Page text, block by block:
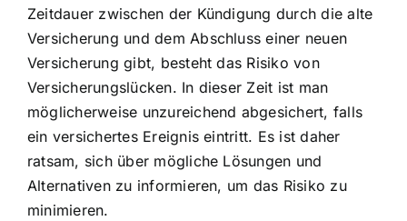
Zeitdauer zwischen der Kündigung durch die alte
Versicherung und dem Abschluss einer neuen
Versicherung gibt, besteht das Risiko von
Versicherungslücken. In dieser Zeit ist man
möglicherweise unzureichend abgesichert, falls
ein versichertes Ereignis eintritt. Es ist daher
ratsam, sich über mögliche Lösungen und
Alternativen zu informieren, um das Risiko zu
minimieren.